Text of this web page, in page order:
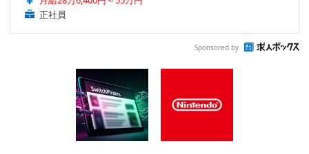
正社員
Sponsored by